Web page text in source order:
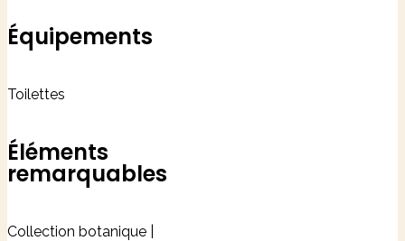
Équipements
Toilettes
Éléments
remarquables
Collection botanique |